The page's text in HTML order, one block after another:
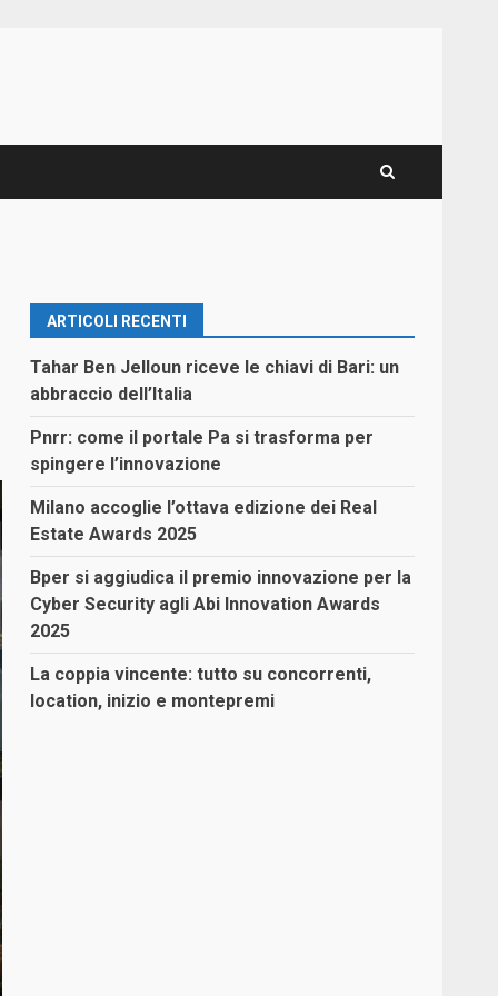
ARTICOLI RECENTI
Tahar Ben Jelloun riceve le chiavi di Bari: un
abbraccio dell’Italia
Pnrr: come il portale Pa si trasforma per
spingere l’innovazione
Milano accoglie l’ottava edizione dei Real
Estate Awards 2025
Bper si aggiudica il premio innovazione per la
Cyber Security agli Abi Innovation Awards
2025
La coppia vincente: tutto su concorrenti,
location, inizio e montepremi